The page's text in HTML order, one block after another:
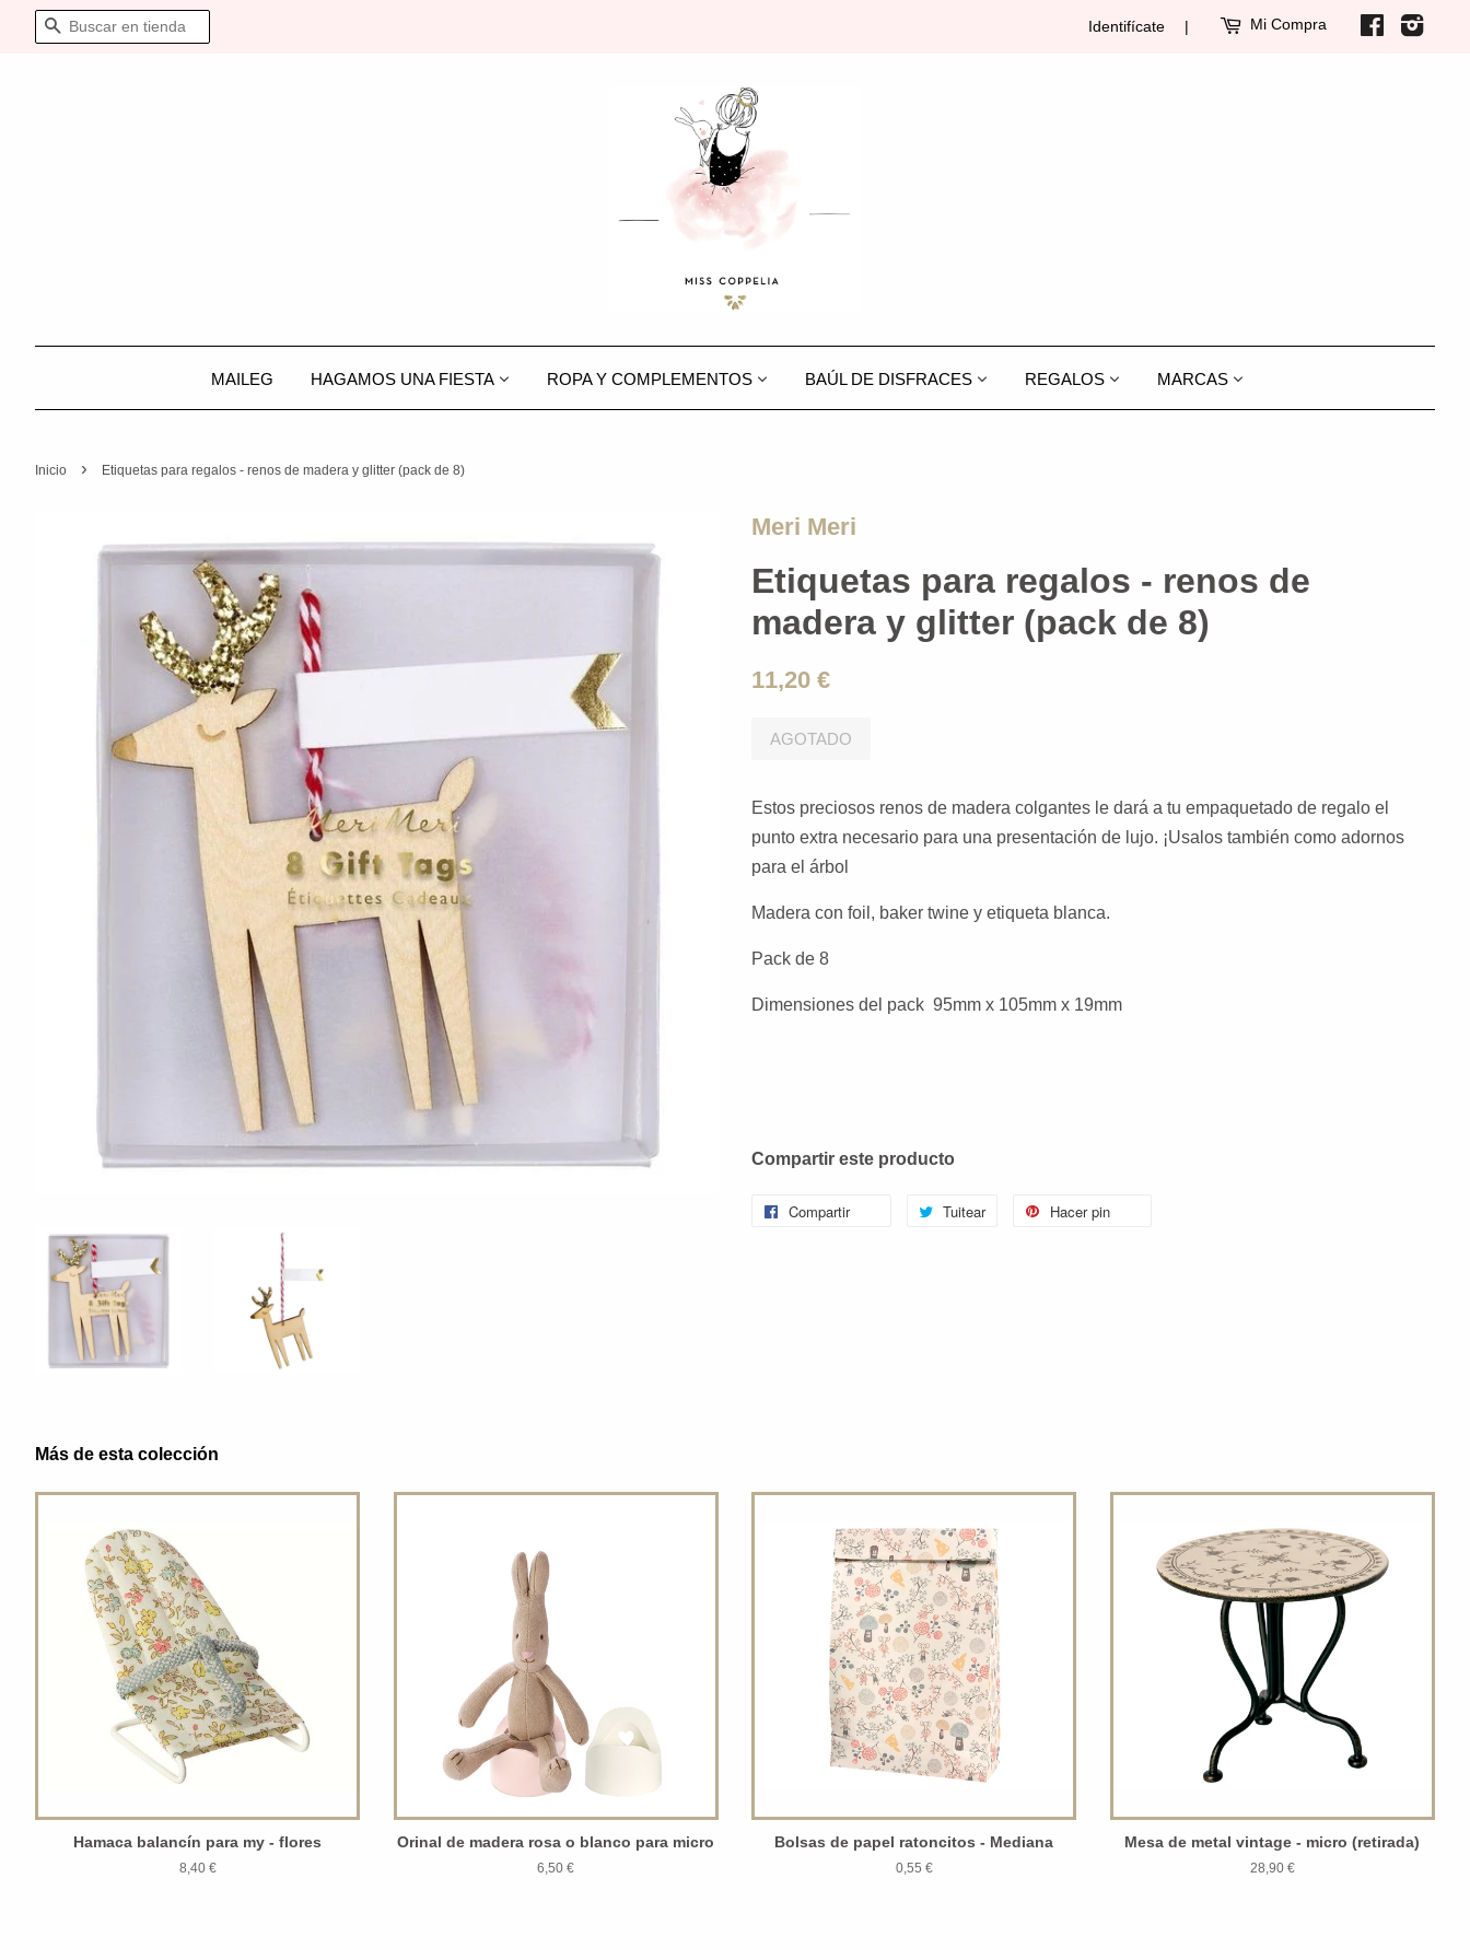
BUSCAR Identifícate | Mi Compra Facebook
MAILEG HAGAMOS UNA FIESTA ROPA Y COMPLEMENTOS BAÚL DE DISFRACES REGALOS MARCAS
Inicio › Etiquetas para regalos - renos de madera y glitter (pack de 8)
Meri Meri
Etiquetas para regalos - renos de
madera y glitter (pack de 8)
11,20 €
AGOTADO
Estos preciosos renos de madera colgantes le dará a tu empaquetado de regalo el
punto extra necesario para una presentación de lujo. ¡Usalos también como adornos
para el árbol
Madera con foil, baker twine y etiqueta blanca.
Pack de 8
Dimensiones del pack 95mm x 105mm x 19mm
Compartir este producto
Compartir Tuitear Hacer pin
Más de esta colección
Hamaca balancín para my - flores
8,40 €
Orinal de madera rosa o blanco para micro
6,50 €
Bolsas de papel ratoncitos - Mediana
0,55 €
Mesa de metal vintage - micro (retirada)
28,90 €